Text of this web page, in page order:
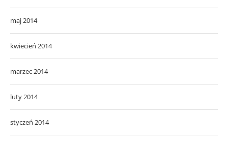
maj 2014
kwiecień 2014
marzec 2014
luty 2014
styczeń 2014